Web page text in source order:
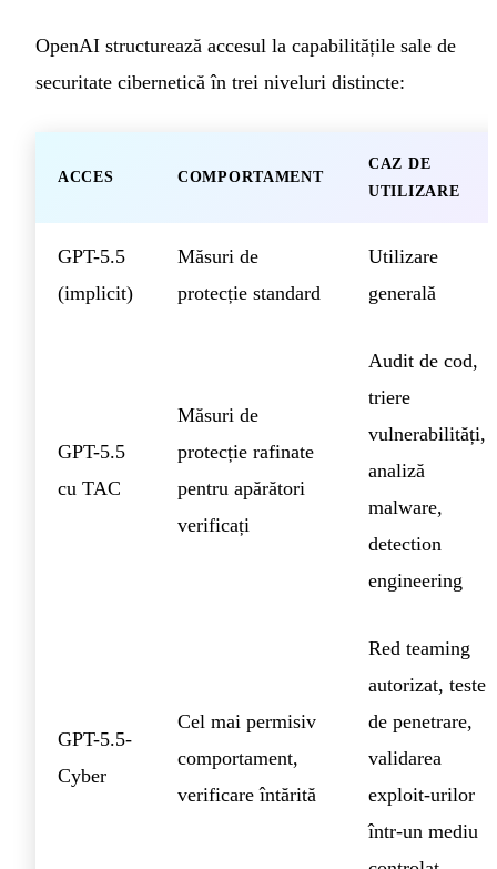
OpenAI structurează accesul la capabilitățile sale de
securitate cibernetică în trei niveluri distincte:
ACCES COMPORTAMENT
CAZ DE
UTILIZARE
GPT-5.5
(implicit)
Măsuri de
protecție standard
Utilizare
generală
GPT-5.5
cu TAC
Măsuri de
protecție rafinate
pentru apărători
verificați
Audit de cod,
triere
vulnerabilități,
analiză
malware,
detection
engineering
GPT-5.5-
Cyber
Cel mai permisiv
comportament,
verificare întărită
Red teaming
autorizat, teste
de penetrare,
validarea
exploit-urilor
într-un mediu